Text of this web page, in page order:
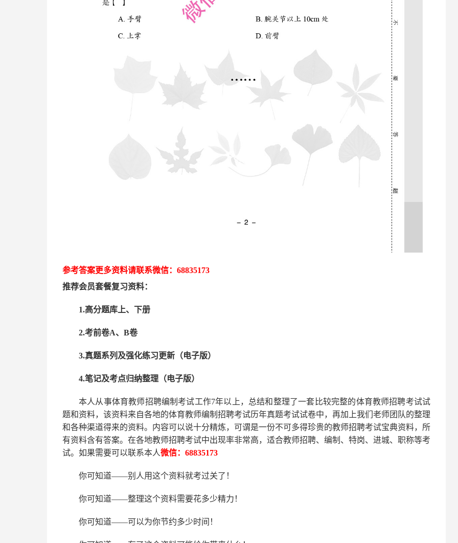
参考答案更多资料请联系微信： 68835173
推荐会员套餐复习资料：
1.高分题库上、下册
2.考前卷A、B卷
3.真题系列及强化练习更新（电子版）
4.笔记及考点归纳整理（电子版）
本人从事体育教师招聘编制考试工作7年以上，总结和整理了一套比较完整的体育教师招聘考试试
题和资料，该资料来自各地的体育教师编制招聘考试历年真题考试试卷中， 再加上我们 老师 团队的整理
和各种渠道得来的资料。内容可以说十分精炼，可谓是一份不可多得珍贵的教师招聘考试宝典资料，所
有资料含有答案。 在各地教师招聘考试中出现率非常高，适合教师招聘、编制、特岗、进城、职称等考
试。如果需要可以联系本人微信： 68835173
你可知道——别人用这个资料就考过关了！
你可知道——整理这个资料需要花多少精力 ！
你可知道——可以为你节约多少时间！